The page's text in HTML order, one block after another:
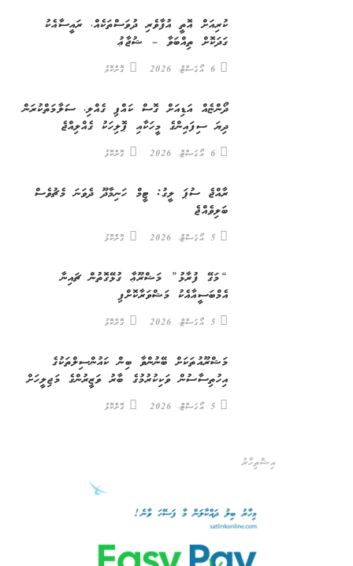
ކުރިއަށް އޮތީ އުފާވެރި ދުވަސްތަކެއް، ރައީސާއެކު
ގަދަކޮށް ތިއްބަވާ – ޝުޖާޢު
6 އޯގަސްޓް، 2026 ގޮށްކޮޅު
ދޯންޏެއް އަޑިއަށް ގޮސް ކައްޕި ގެއްލި، ސަލާމަތްކުރަން
ދިޔަ ސިފައިންގެ މީހަކާއި ޕޮލިހަކު ގެއްލިއްޖެ
6 އޯގަސްޓް، 2026 ގޮށްކޮޅު
ރާއްޖެ ސުޕަ ލީގު: ޓީމް ހަނިމާދޫ ދެވަނަ މެޗުވެސް
ބަލިވެއްޖެ
5 އޯގަސްޓް، 2026 ގޮށްކޮޅު
“މަގޭ ފުރާޅު” މަޝްރޫޢާ ގުޅޭގޮތުން ޗައިނާ
އެމްބަސީއާއެކު މަޝްވަރާކޮށްފި
5 އޯގަސްޓް، 2026 ގޮށްކޮޅު
މަޝްރޫއުތަކަށް ބޭނުންވާ ބިން ކައުންސިލްތަކުގެ
އިހުތިސާސުން ވަކިކުރުމުގެ ބާރު ވަޒީރުންގެ މަޖިލީހަށް
5 އޯގަސްޓް، 2026 ގޮށްކޮޅު
އިޝްތިހާރު